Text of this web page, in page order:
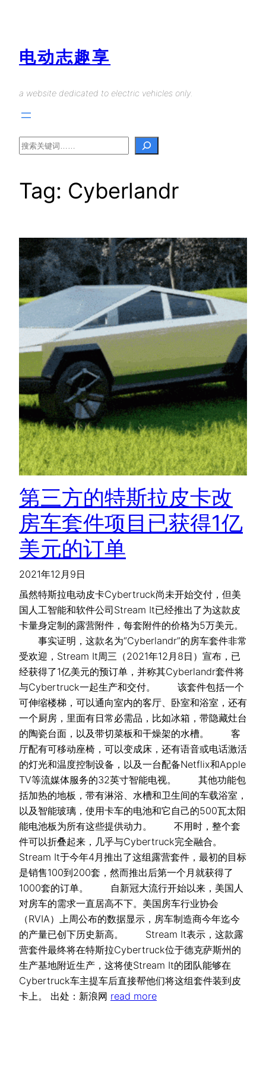
电动志趣享
a website dedicated to electric vehicles only.
Search
Tag: Cyberlandr
第三方的特斯拉皮卡改
房车套件项目已获得1亿
美元的订单
2021年12月9日
虽然特斯拉电动皮卡Cybertruck尚未开始交付，但美
国人工智能和软件公司Stream It已经推出了为这款皮
卡量身定制的露营附件，每套附件的价格为5万美元。
事实证明，这款名为“Cyberlandr”的房车套件非常
受欢迎，Stream It周三（2021年12月8日）宣布，已
经获得了1亿美元的预订单，并称其Cyberlandr套件将
与Cybertruck一起生产和交付。 该套件包括一个
可伸缩楼梯，可以通向室内的客厅、卧室和浴室，还有
一个厨房，里面有日常必需品，比如冰箱，带隐藏灶台
的陶瓷台面，以及带切菜板和干燥架的水槽。 客
厅配有可移动座椅，可以变成床，还有语音或电话激活
的灯光和温度控制设备，以及一台配备Netflix和Apple
TV等流媒体服务的32英寸智能电视。 其他功能包
括加热的地板，带有淋浴、水槽和卫生间的车载浴室，
以及智能玻璃，使用卡车的电池和它自己的500瓦太阳
能电池板为所有这些提供动力。 不用时，整个套
件可以折叠起来，几乎与Cybertruck完全融合。
Stream It于今年4月推出了这组露营套件，最初的目标
是销售100到200套，然而推出后第一个月就获得了
1000套的订单。 自新冠大流行开始以来，美国人
对房车的需求一直居高不下。美国房车行业协会
（RVIA）上周公布的数据显示，房车制造商今年迄今
的产量已创下历史新高。 Stream It表示，这款露
营套件最终将在特斯拉Cybertruck位于德克萨斯州的
生产基地附近生产，这将使Stream It的团队能够在
Cybertruck车主提车后直接帮他们将这组套件装到皮
卡上。 出处：新浪网 read more